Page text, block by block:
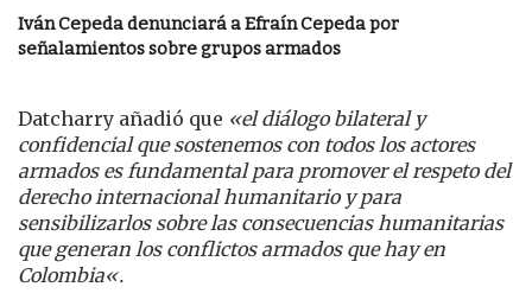
Iván Cepeda denunciará a Efraín Cepeda por
señalamientos sobre grupos armados
Datcharry añadió que «el diálogo bilateral y
confidencial que sostenemos con todos los actores
armados es fundamental para promover el respeto del
derecho internacional humanitario y para
sensibilizarlos sobre las consecuencias humanitarias
que generan los conflictos armados que hay en
Colombia«.